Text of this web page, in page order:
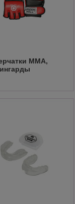
ММА,